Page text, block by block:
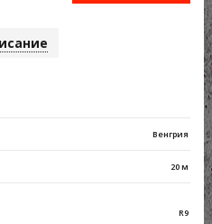
Венгрия
20 м
R9